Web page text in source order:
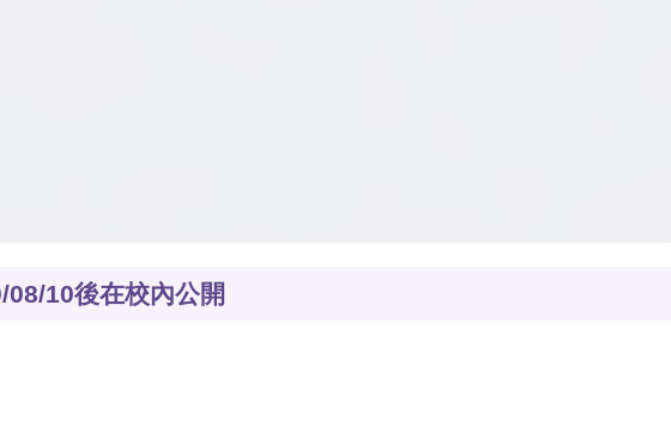
08/10後在校內公開